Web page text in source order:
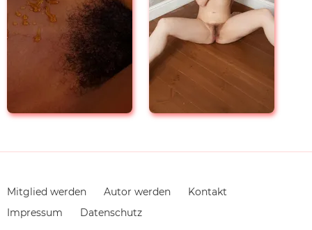
Navigation
überspringen
Mitglied werden Autor werden
Kontakt
Impressum
Datenschutz